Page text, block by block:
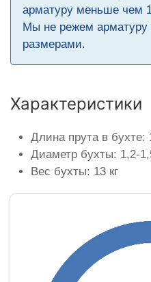
арматуру меньше чем
Мы не режем
размерами.
Характеристики
Длина прута в бухте:
Диаметр бухты: 1,2-
Вес бухты: 13 кг